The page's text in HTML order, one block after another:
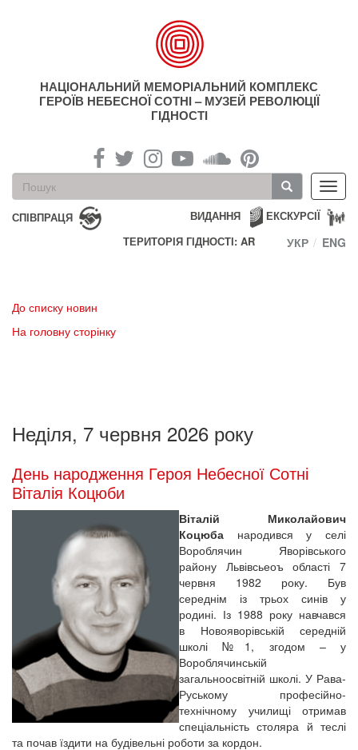
НАЦІОНАЛЬНИЙ МЕМОРІАЛЬНИЙ КОМПЛЕКС
ГЕРОЇВ НЕБЕСНОЇ СОТНІ – МУЗЕЙ РЕВОЛЮЦІЇ
ГІДНОСТІ
Пошукова
форма
Пошук
СПІВПРАЦЯ ЕКСКУРСІЇ
ВИДАННЯ
ТЕРИТОРІЯ ГІДНОСТІ: AR
УКР ENG
До списку новин
На головну сторінку
Неділя, 7 червня 2026 року
День народження Героя Небесної Сотні
Віталія Коцюби
Віталій Миколайович
Коцюба народився у селі
Вороблячин Яворівського
району Львівсьеоъ області 7
червня 1982 року. Був
середнім із трьох синів у
родині. Із 1988 року навчався
в Новояворівській середній
школі №1, згодом – у
Вороблячинській
загальноосвітній школі. У Рава-
Руському професійно-
технічному училищі отримав
спеціальність столяра й теслі
та почав їздити на будівельні роботи за кордон.